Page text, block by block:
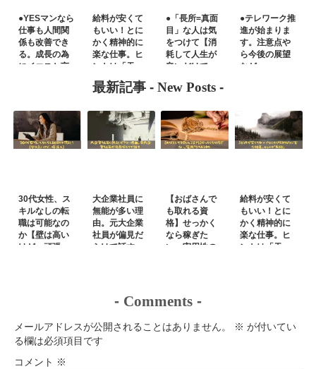
●YESマンなら
仕事も人間関
係も改善でき
る。成長の為
にイエスと言
給料が安くて
もいい！とに
かく精神的に
楽な仕事。ヒ
ントは「天
職」
●「長所=真面
目」な人は気
をつけて【消
耗して人生が
辛いだけで
●テレワーク推
進が始まりま
す。注意点や
ら今後の展望
など
最新記事 - New Posts -
30代女性、ス
キルなしの転
職は可能なの
か【壁は高い
けど、頑張
大企業社員に
無能が多い理
由。元大企業
社員が偏見だ
らけで話す
【おばさんで
も取れる資
格】せっかく
なら稼ぎた
い。実用性の
給料が安くて
もいい！とに
かく精神的に
楽な仕事。ヒ
ントは「天
- Comments -
メールアドレスが公開されることはありません。 ※ が付いてい
る欄は必須項目です
コメント ※